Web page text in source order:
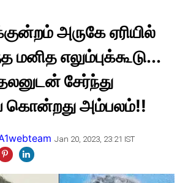
அருகே ஏரியில்
மனித எலும்புக்கூடு...
சேர்ந்து
கொன்றது அம்பலம்!!
Jan 20, 2023, 23:21 IST